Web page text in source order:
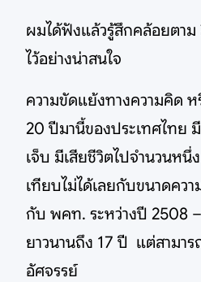
ผมได้ฟังแล้วรู้สึกคล้อยตาม
ไว้อย่างน่าสนใจ
ความขัดแย้งทางความคิด
20 ปีมานี้ของประเทศไทย
เจ็บ มีเสียชีวิตไปจำนวนหนึ่
เทียบไม่ได้เลยกับขนาดควา
กับ พคท. ระหว่างปี 2508
ยาวนานถึง 17 ปี แต่สามาร
อัศจรรย์